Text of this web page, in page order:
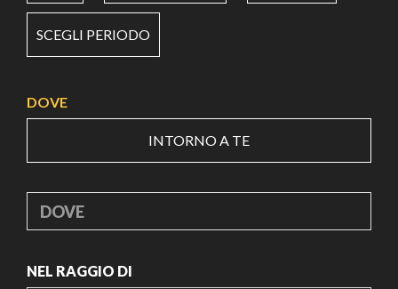
SCEGLI PERIODO
DOVE
INTORNO A TE
DOVE
NEL RAGGIO DI